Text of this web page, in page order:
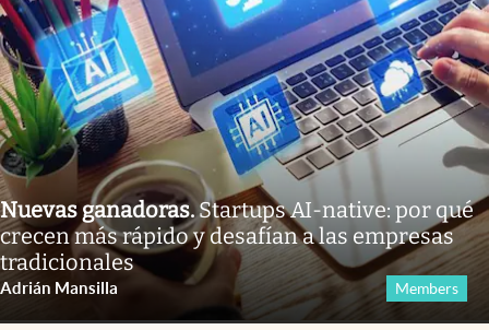
Nuevas ganadoras.Startups AI-native: por qué
crecen más rápido y desafían a las empresas
tradicionales
Adrián Mansilla Members